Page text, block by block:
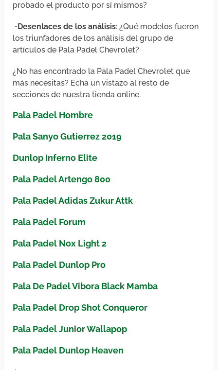
probado el producto por sí mismos?
• Desenlaces de los análisis: ¿Qué modelos fueron
los triunfadores de los análisis del grupo de
artículos de Pala Padel Chevrolet?
¿No has encontrado la Pala Padel Chevrolet que
más necesitas? Echa un vistazo al resto de
secciones de nuestra tienda online.
Pala Padel Hombre
Pala Sanyo Gutierrez 2019
Dunlop Inferno Elite
Pala Padel Artengo 800
Pala Padel Adidas Zukur Attk
Pala Padel Forum
Pala Padel Nox Light 2
Pala Padel Dunlop Pro
Pala De Padel Vibora Black Mamba
Pala Padel Drop Shot Conqueror
Pala Padel Junior Wallapop
Pala Padel Dunlop Heaven